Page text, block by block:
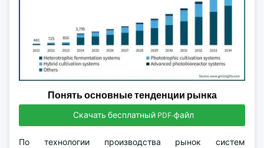
Понять основные тенденции рынка
Скачать бесплатный PDF-файл
По технологии производства рынок систем